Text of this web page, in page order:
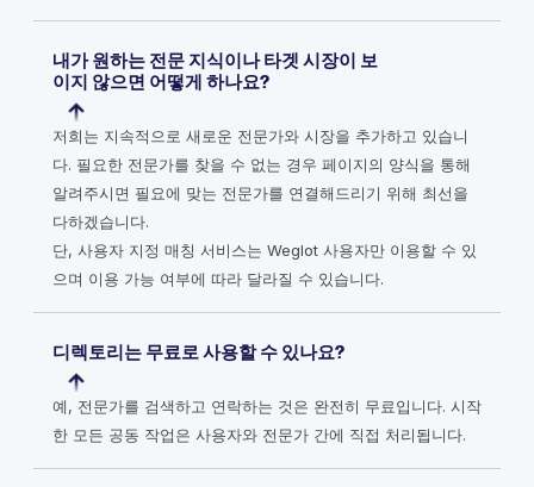
내가 원하는 전문 지식이나 타겟 시장이 보
이지 않으면 어떻게 하나요?
저희는 지속적으로 새로운 전문가와 시장을 추가하고 있습니
다. 필요한 전문가를 찾을 수 없는 경우 페이지의 양식을 통해
알려주시면 필요에 맞는 전문가를 연결해드리기 위해 최선을
다하겠습니다.
단, 사용자 지정 매칭 서비스는 Weglot 사용자만 이용할 수 있
으며 이용 가능 여부에 따라 달라질 수 있습니다.
디렉토리는 무료로 사용할 수 있나요?
예, 전문가를 검색하고 연락하는 것은 완전히 무료입니다. 시작
한 모든 공동 작업은 사용자와 전문가 간에 직접 처리됩니다.